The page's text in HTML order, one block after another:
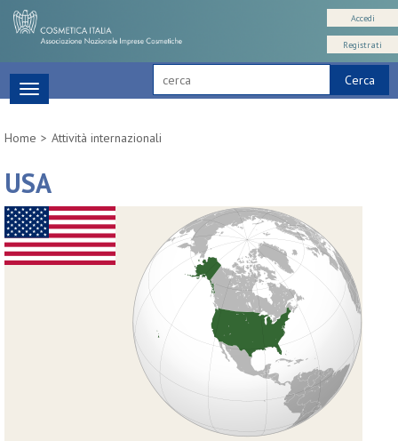
Cerca
Accedi
Registrati
Toggle
navigation
Home
Attività internazionali
USA